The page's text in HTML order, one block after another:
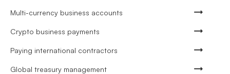
Multi-currency business accounts
Crypto business payments
Paying international contractors
Global treasury management